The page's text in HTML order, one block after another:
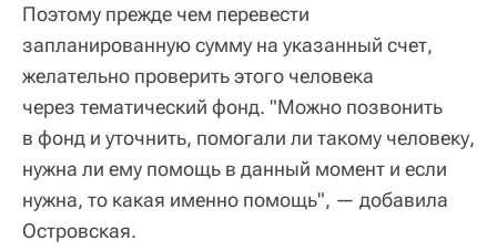
Поэтому прежде чем перевести
запланированную сумму на указанный счет,
желательно проверить этого человека
через тематический фонд. "Можно позвонить
в фонд и уточнить, помогали ли такому человеку,
нужна ли ему помощь в данный момент и если
нужна, то какая именно помощь", — добавила
Островская.